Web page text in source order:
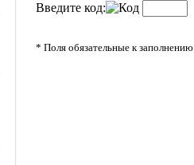
Введите код:
* Поля обязательные к заполнению